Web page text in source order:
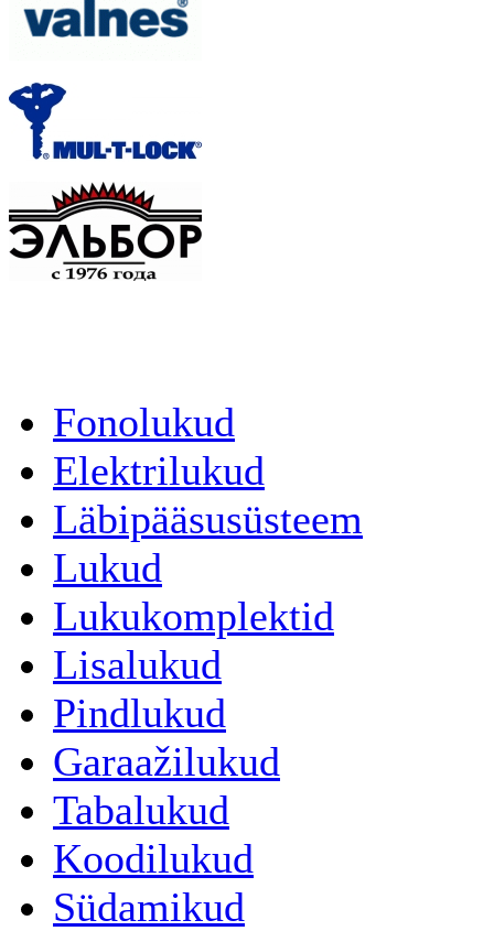
Fonolukud
Elektrilukud
Läbipääsusüsteem
Lukud
Lukukomplektid
Lisalukud
Pindlukud
Garaažilukud
Tabalukud
Koodilukud
Südamikud